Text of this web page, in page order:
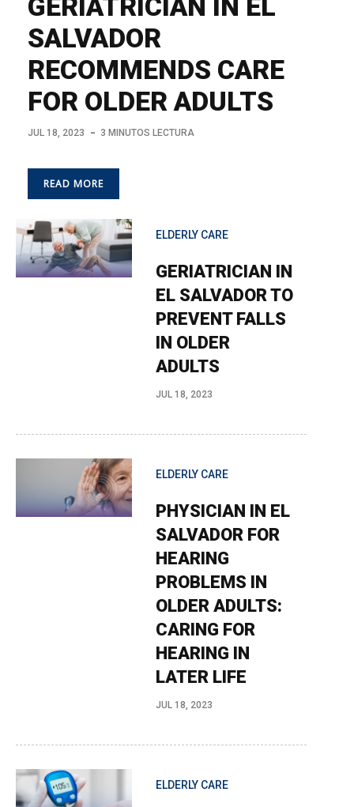
GERIATRICIAN IN EL
SALVADOR
RECOMMENDS CARE
FOR OLDER ADULTS
JUL 18, 2023 3 MINUTOS LECTURA
READ MORE
ELDERLY CARE
GERIATRICIAN IN
EL SALVADOR TO
PREVENT FALLS
IN OLDER
ADULTS
JUL 18, 2023
ELDERLY CARE
PHYSICIAN IN EL
SALVADOR FOR
HEARING
PROBLEMS IN
OLDER ADULTS:
CARING FOR
HEARING IN
LATER LIFE
JUL 18, 2023
ELDERLY CARE